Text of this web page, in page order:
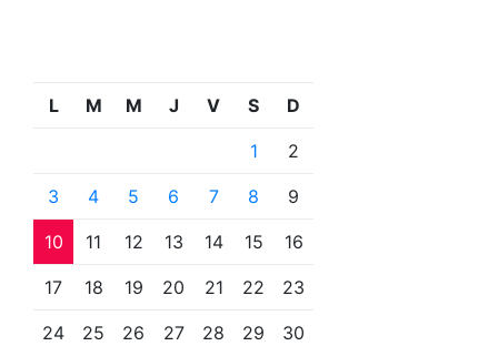
L M M J V S D
1 2
3 4 5 6 7 8 9
10 11 12 13 14 15 16
17 18 19 20 21 22 23
24 25 26 27 28 29 30